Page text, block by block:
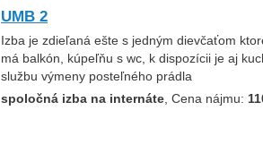
UMB 2
Izba je zdieľaná ešte s jedným dievčaťom
má balkón, kúpeľňu s wc, k dispozícii je aj
službu výmeny posteľného prádla
spoločná izba na internáte, Cena nájmu: